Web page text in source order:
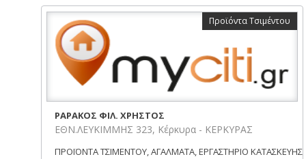
Προϊόντα Τσιμέντου
ΡΑΡΑΚΟΣ ΦΙΛ. ΧΡΗΣΤΟΣ
ΕΘΝ.ΛΕΥΚΙΜΜΗΣ 323, Κέρκυρα - ΚΕΡΚΥΡΑΣ
ΠΡΟΪΟΝΤΑ ΤΣΙΜΕΝΤΟΥ, ΑΓΑΛΜΑΤΑ, ΕΡΓΑΣΤΗΡΙΟ ΚΑΤΑΣΚΕΥΗΣ